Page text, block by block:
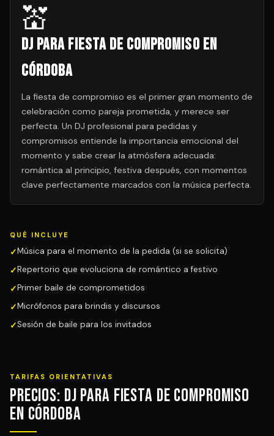
💒
DJ para Fiesta de Compromiso en
Córdoba
La fiesta de compromiso es el primer gran momento de
celebración como pareja prometida, y merece ser
perfecta. Un DJ profesional para pedidas y
compromisos entiende la importancia emocional del
momento y sabe crear la atmósfera adecuada:
romántica al principio, festiva después, con momentos
clave perfectamente marcados con la música perfecta.
QUÉ INCLUYE
Música para el momento de la pedida (si se solicita)
Repertorio que evoluciona de romántico a festivo
Primer baile de comprometidos
Micrófonos para brindis y discursos
Sesión de baile para los invitados
TARIFAS ORIENTATIVAS
Precios: DJ para Fiesta de Compromiso
en Córdoba